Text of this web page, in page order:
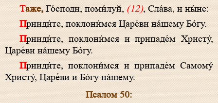
Таже,Го́споди, поми́луй,(12), Сла́ва, и ны́не:
Прииди́те, поклони́мся Царе́ви на́шему Бо́гу.
Прииди́те, поклони́мся и припаде́м Христу́,
Царе́ви на́шему Бо́гу.
Прииди́те, поклони́мся и припаде́м Самому́
Христу́, Царе́ви и Бо́гу на́шему.
Псалом 50: